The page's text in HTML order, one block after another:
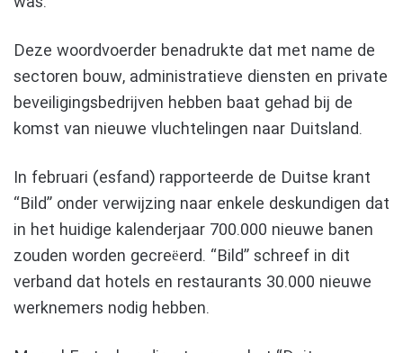
Deze woordvoerder benadrukte dat met name de
sectoren bouw, administratieve diensten en private
beveiligingsbedrijven hebben baat gehad bij de
komst van nieuwe vluchtelingen naar Duitsland.
In februari (esfand) rapporteerde de Duitse krant
“Bild” onder verwijzing naar enkele deskundigen dat
in het huidige kalenderjaar 700.000 nieuwe banen
zouden worden gecreëerd. “Bild” schreef in dit
verband dat hotels en restaurants 30.000 nieuwe
werknemers nodig hebben.